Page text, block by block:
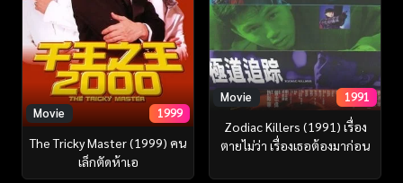
Movie 1999
The Tricky Master (1999) คน
เล็กตัดห้าเอ
Movie 1991
Zodiac Killers (1991) เรื่อง
ตายไม่ว่า เรื่องเธอต้องมาก่อน